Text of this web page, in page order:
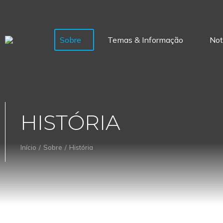
Sobre Temas & Informação
HISTÓRIA
You are here:
Início Sobre História